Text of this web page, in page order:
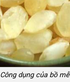
Công dụng của bồ mễ